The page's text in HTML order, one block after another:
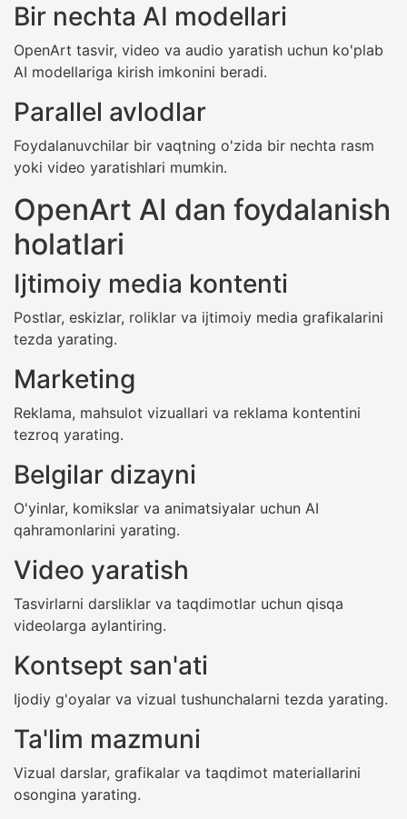
Bir nechta AI modellari
OpenArt tasvir, video va audio yaratish uchun ko'plab
AI modellariga kirish imkonini beradi.
Parallel avlodlar
Foydalanuvchilar bir vaqtning o'zida bir nechta rasm
yoki video yaratishlari mumkin.
OpenArt AI dan foydalanish
holatlari
Ijtimoiy media kontenti
Postlar, eskizlar, roliklar va ijtimoiy media grafikalarini
tezda yarating.
Marketing
Reklama, mahsulot vizuallari va reklama kontentini
tezroq yarating.
Belgilar dizayni
O'yinlar, komikslar va animatsiyalar uchun AI
qahramonlarini yarating.
Video yaratish
Tasvirlarni darsliklar va taqdimotlar uchun qisqa
videolarga aylantiring.
Kontsept san'ati
Ijodiy g'oyalar va vizual tushunchalarni tezda yarating.
Ta'lim mazmuni
Vizual darslar, grafikalar va taqdimot materiallarini
osongina yarating.